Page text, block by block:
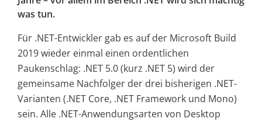
was tun.
Für .NET-Entwickler gab es auf der Microsoft Build
2019 wieder einmal einen ordentlichen
Paukenschlag: .NET 5.0 (kurz .NET 5) wird der
gemeinsame Nachfolger der drei bisherigen .NET-
Varianten (.NET Core, .NET Framework und Mono)
sein. Alle .NET-Anwendungsarten von Desktop